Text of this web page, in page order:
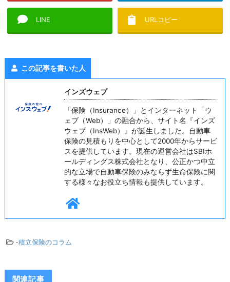
LINE URLコピー
この記事を書いた人
インズウェブ
「保険（Insurance）」とインターネット「ウ
ェブ（Web）」の融合から、サイト名『インズ
ウェブ（InsWeb）』が誕生しました。自動車
保険の見積もりを中心として2000年からサービ
スを提供しています。現在の運営会社はSBIホ
ールディングス株式会社となり、公正かつ中立
的な立場で自動車保険のみならず生命保険に関
する様々なお役立ち情報も提供しています。
-積立保険のコラム
関連記事